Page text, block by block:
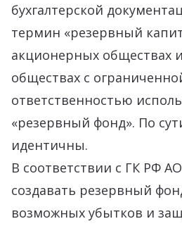
бухгалтерской
термин «резервный
акционерных обществах
обществах с
ответственностью
«резервный фонд». По
идентичны.
В соответствии с ГК РФ
создавать резервный
возможных убытков и